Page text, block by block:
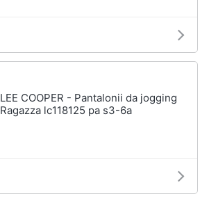
LEE COOPER - Pantalonii da jogging
Ragazza lc118125 pa s3-6a